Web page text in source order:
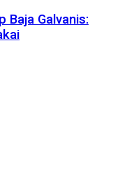
Baja Galvanis: